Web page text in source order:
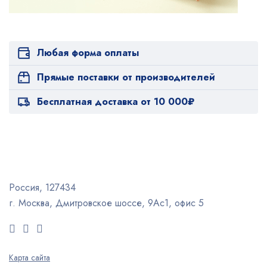
Любая форма оплаты
Прямые поставки от производителей
Бесплатная доставка от 10 000₽
Россия, 127434
г. Москва, Дмитровское шоссе, 9Ас1, офис 5
Карта сайта